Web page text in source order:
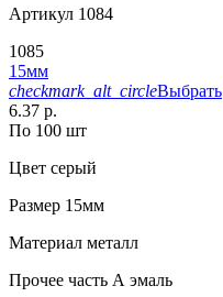
Артикул 1084
1085
15мм
checkmark_alt_circleВыбрать
6.37 р.
По 100 шт
Цвет серый
Размер 15мм
Материал металл
Прочее часть А эмаль